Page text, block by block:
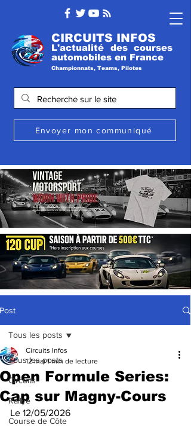
CIRCUITS INFOS
L'actualité des courses
automobiles en France
Championnats, Teams, Pilotes
Envoyer mon communiqué
Post
Tous les posts
Circuits
Rallye
Course de Côte
Tous les posts
Open Formule Series:
Cap sur Magny-Cours
Circuits Infos
12 mai 1 min de lecture
Le 12/05/2026